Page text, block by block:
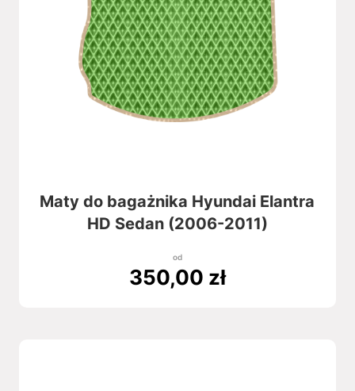
Maty do bagażnika Hyundai Elantra
HD Sedan (2006-2011)
od
350,00 zł